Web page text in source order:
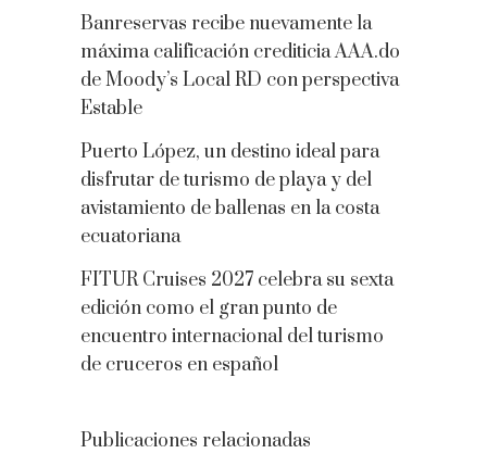
Banreservas recibe nuevamente la
máxima calificación crediticia AAA.do
de Moody’s Local RD con perspectiva
Estable
Puerto López, un destino ideal para
disfrutar de turismo de playa y del
avistamiento de ballenas en la costa
ecuatoriana
FITUR Cruises 2027 celebra su sexta
edición como el gran punto de
encuentro internacional del turismo
de cruceros en español
Publicaciones relacionadas